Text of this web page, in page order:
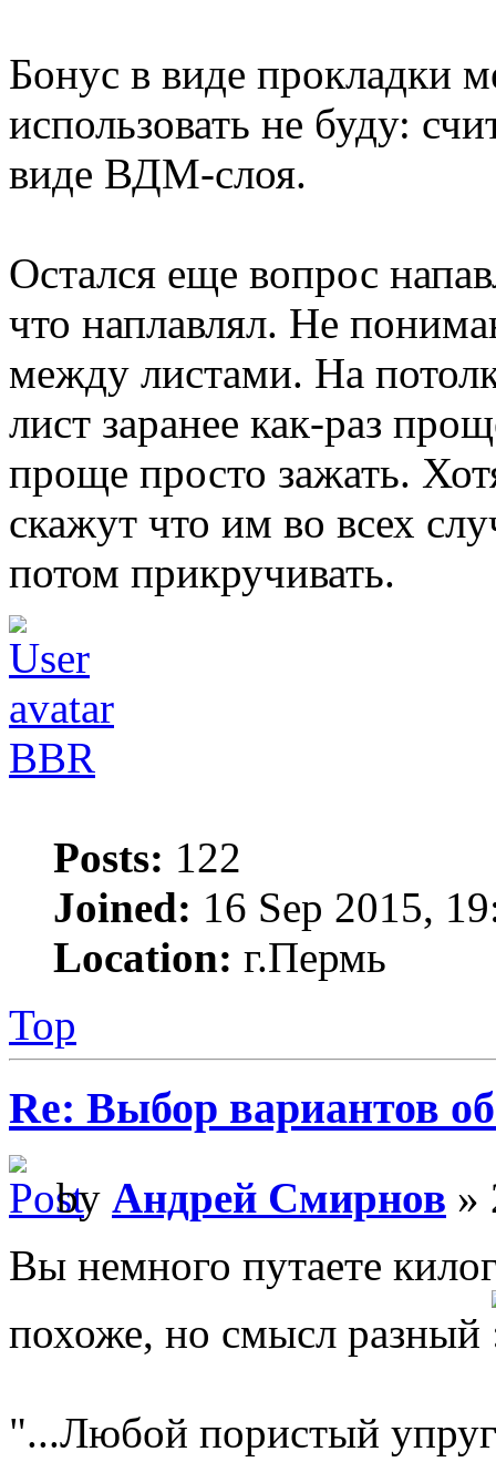
Бонус в виде прокладки
использовать не буду:
виде ВДМ-слоя.
Остался еще вопрос
что наплавлял. Не
между листами. На
лист заранее как-раз
проще просто зажать.
скажут что им во всех
потом прикручивать.
BBR
Posts: 122
Joined: 16 Sep 2015,
Location: г.Пермь
Top
Re: Выбор вариантов
by Андрей Смирнов »
Вы немного путаете
похоже, но смысл разный
"...Любой пористый